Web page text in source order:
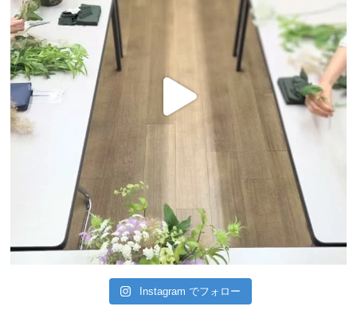
Instagram でフォロー